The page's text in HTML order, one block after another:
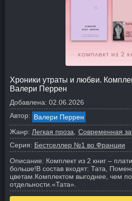
Хроники утраты и любви.
Валери Перрен
Добавлена: 02.06.2026
Автор: Валери Перрен
Жанр: Легкая проза
Современная
Серия: Бестселлер №1 во Франции
Описание: Комплект из 2 книг –
больше!В состав входят: Тата,
цветам. Комплектом выгоднее, чем
отдельности. «Тата».